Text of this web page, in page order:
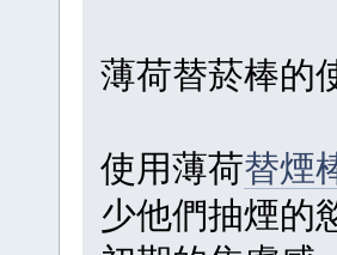
薄荷替菸棒的
使用薄荷替煙
少他們抽煙的